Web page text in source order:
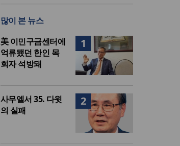
인… 장기 개발 기반 확보
많이 본 뉴스
1
美 이민구금센터에
억류됐던 한인 목
회자 석방돼
2
사무엘서 35. 다윗
의 실패